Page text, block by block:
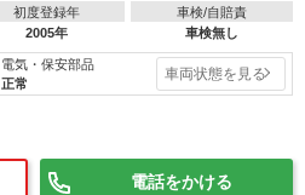
初度登録年
2005年
車検/自賠責
車検無し
電気・保安部品
正常
車両状態を見る
電話をかける